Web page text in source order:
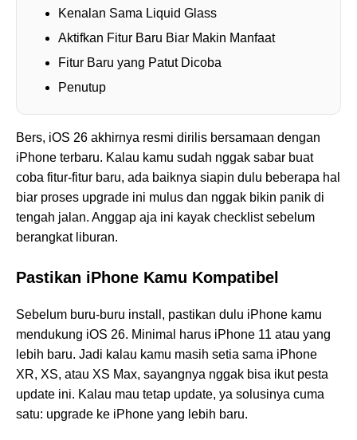
Kenalan Sama Liquid Glass
Aktifkan Fitur Baru Biar Makin Manfaat
Fitur Baru yang Patut Dicoba
Penutup
Bers, iOS 26 akhirnya resmi dirilis bersamaan dengan
iPhone terbaru. Kalau kamu sudah nggak sabar buat
coba fitur-fitur baru, ada baiknya siapin dulu beberapa hal
biar proses upgrade ini mulus dan nggak bikin panik di
tengah jalan. Anggap aja ini kayak checklist sebelum
berangkat liburan.
Pastikan iPhone Kamu Kompatibel
Sebelum buru-buru install, pastikan dulu iPhone kamu
mendukung iOS 26. Minimal harus iPhone 11 atau yang
lebih baru. Jadi kalau kamu masih setia sama iPhone
XR, XS, atau XS Max, sayangnya nggak bisa ikut pesta
update ini. Kalau mau tetap update, ya solusinya cuma
satu: upgrade ke iPhone yang lebih baru.